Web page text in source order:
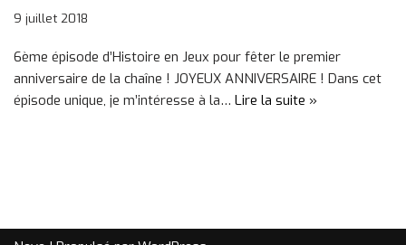
9 juillet 2018
6ème épisode d’Histoire en Jeux pour fêter le premier
anniversaire de la chaîne ! JOYEUX ANNIVERSAIRE ! Dans cet
épisode unique, je m’intéresse à la… Lire la suite »